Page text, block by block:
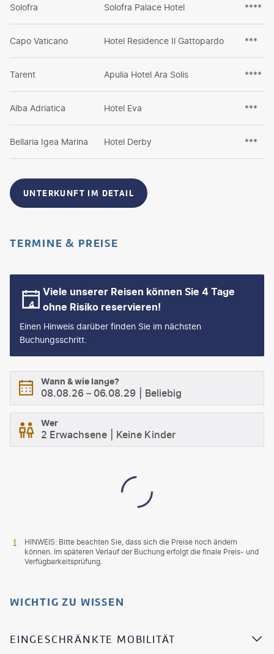
Solofra Solofra Palace Hotel ****
Capo Vaticano Hotel Residence Il Gattopardo ***
Tarent Apulia Hotel Ara Solis ****
Alba Adriatica Hotel Eva ***
Bellaria Igea Marina Hotel Derby ***
UNTERKUNFT IM DETAIL
TERMINE & PREISE
Viele unserer Reisen können Sie 4 Tage
ohne Risiko reservieren!
Einen Hinweis darüber finden Sie im nächsten
Buchungsschritt.
Wann & wie lange?
08.08.26 – 06.08.29 Beliebig
Wer
2 Erwachsene Keine Kinder
HINWEIS: Bitte beachten Sie, dass sich die Preise noch ändern
können. Im späteren Verlauf der Buchung erfolgt die finale Preis- und
Verfügbarkeitsprüfung.
WICHTIG ZU WISSEN
EINGESCHRÄNKTE MOBILITÄT